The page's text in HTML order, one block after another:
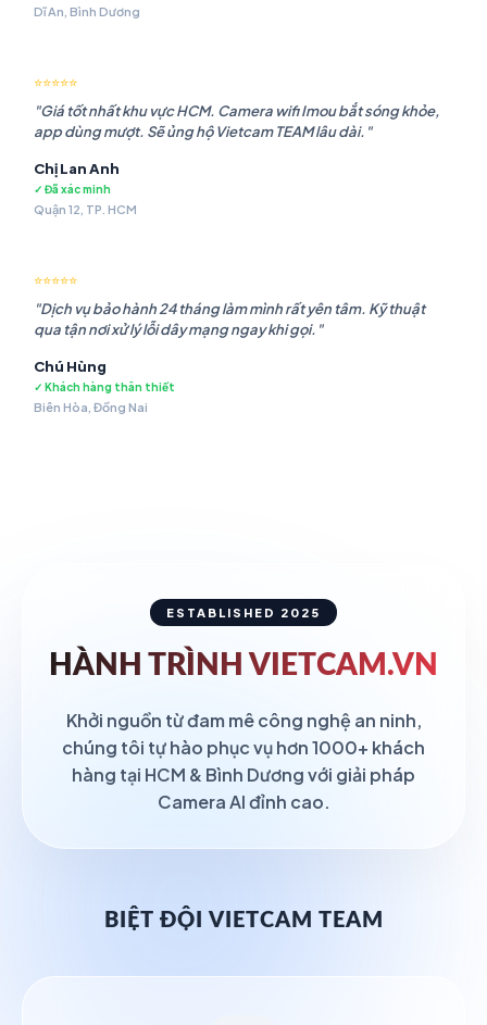
Dĩ An, Bình Dương
⭐⭐⭐⭐⭐
"Giá tốt nhất khu vực HCM. Camera wifi Imou bắt sóng khỏe,
app dùng mượt. Sẽ ủng hộ Vietcam TEAM lâu dài."
Chị Lan Anh
✓ Đã xác minh
Quận 12, TP. HCM
⭐⭐⭐⭐⭐
"Dịch vụ bảo hành 24 tháng làm mình rất yên tâm. Kỹ thuật
qua tận nơi xử lý lỗi dây mạng ngay khi gọi."
Chú Hùng
✓ Khách hàng thân thiết
Biên Hòa, Đồng Nai
ESTABLISHED 2025
HÀNH TRÌNH VIETCAM.VN
Khởi nguồn từ đam mê công nghệ an ninh,
chúng tôi tự hào phục vụ hơn 1000+ khách
hàng tại HCM & Bình Dương với giải pháp
Camera AI đỉnh cao.
BIỆT ĐỘI VIETCAM TEAM